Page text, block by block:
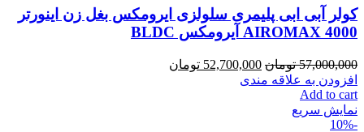
کولر آبی ابی پلیمری سلولزی ایرومکس بغل زن اینورتر
4000 AIROMAX آیرومکس BLDC
57,000,000 تومان 52,700,000 تومان
افزودن به علاقه مندی
Add to cart
نمایش سریع
-10%